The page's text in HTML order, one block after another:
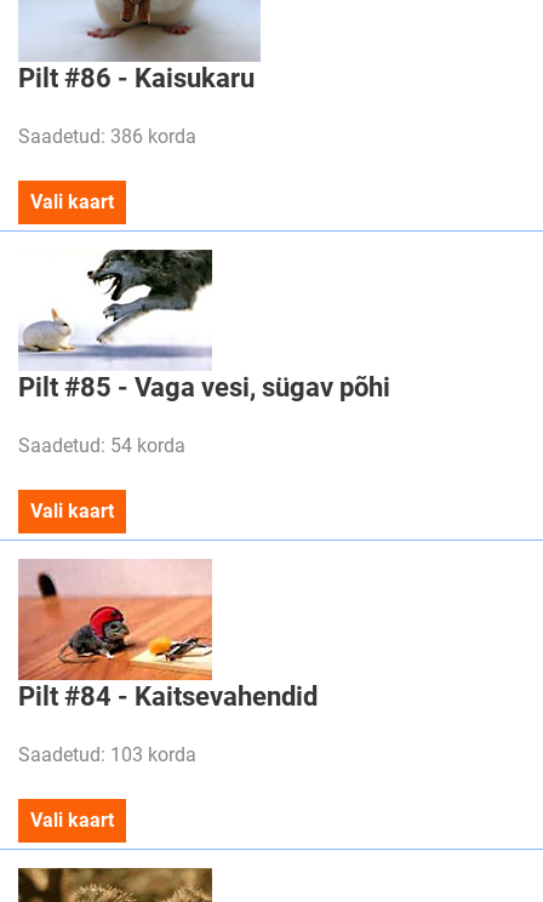
Pilt #86 - Kaisukaru
Saadetud: 386 korda
Vali kaart
Pilt #85 - Vaga vesi, sügav põhi
Saadetud: 54 korda
Vali kaart
Pilt #84 - Kaitsevahendid
Saadetud: 103 korda
Vali kaart